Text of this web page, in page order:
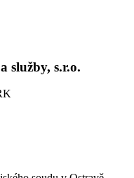
služby, s.r.o.